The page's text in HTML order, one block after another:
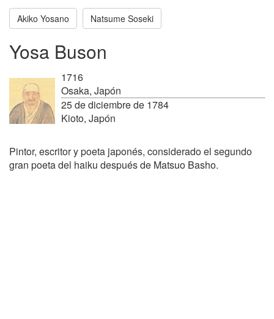
Akiko Yosano Natsume Soseki
Yosa Buson
1716
Osaka, Japón
25 de diciembre de 1784
Kioto, Japón
Pintor, escritor y poeta japonés, considerado el segundo
gran poeta del haiku después de Matsuo Basho.